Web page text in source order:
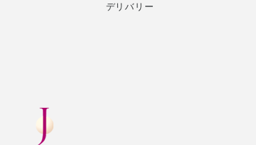
デリバリー